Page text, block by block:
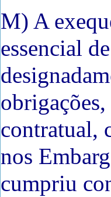
M) A
essencial
contratual,
nos
cumpriu